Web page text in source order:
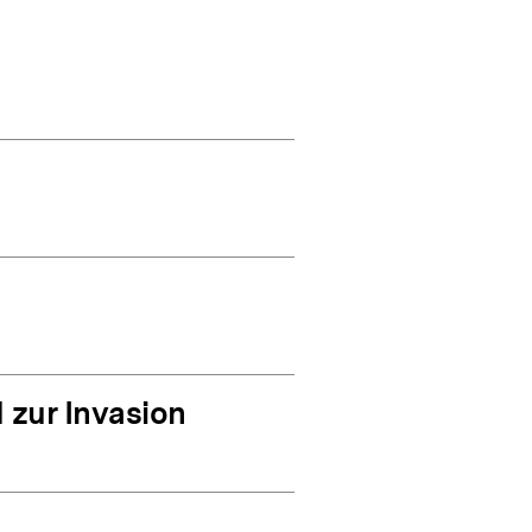
zur Invasion